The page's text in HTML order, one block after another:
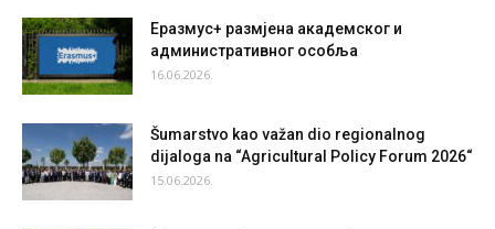
Еразмус+ размјена академског и
административног особља
16.06.2026.
Šumarstvo kao važan dio regionalnog
dijaloga na “Agricultural Policy Forum 2026“
15.06.2026.